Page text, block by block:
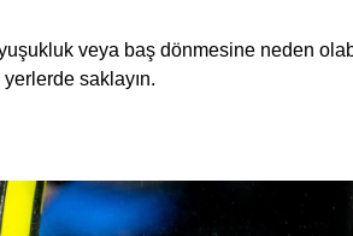
veya baş dönmesine neden
saklayın.